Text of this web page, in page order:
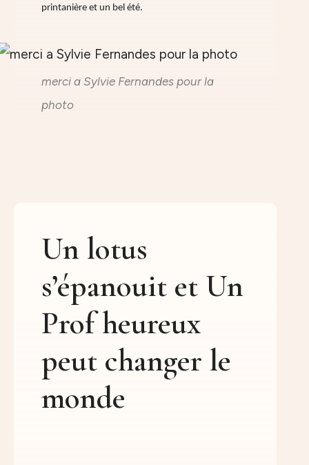
printanière et un bel été.
merci a Sylvie Fernandes pour la
photo
Un lotus
s’épanouit et Un
Prof heureux
peut changer le
monde